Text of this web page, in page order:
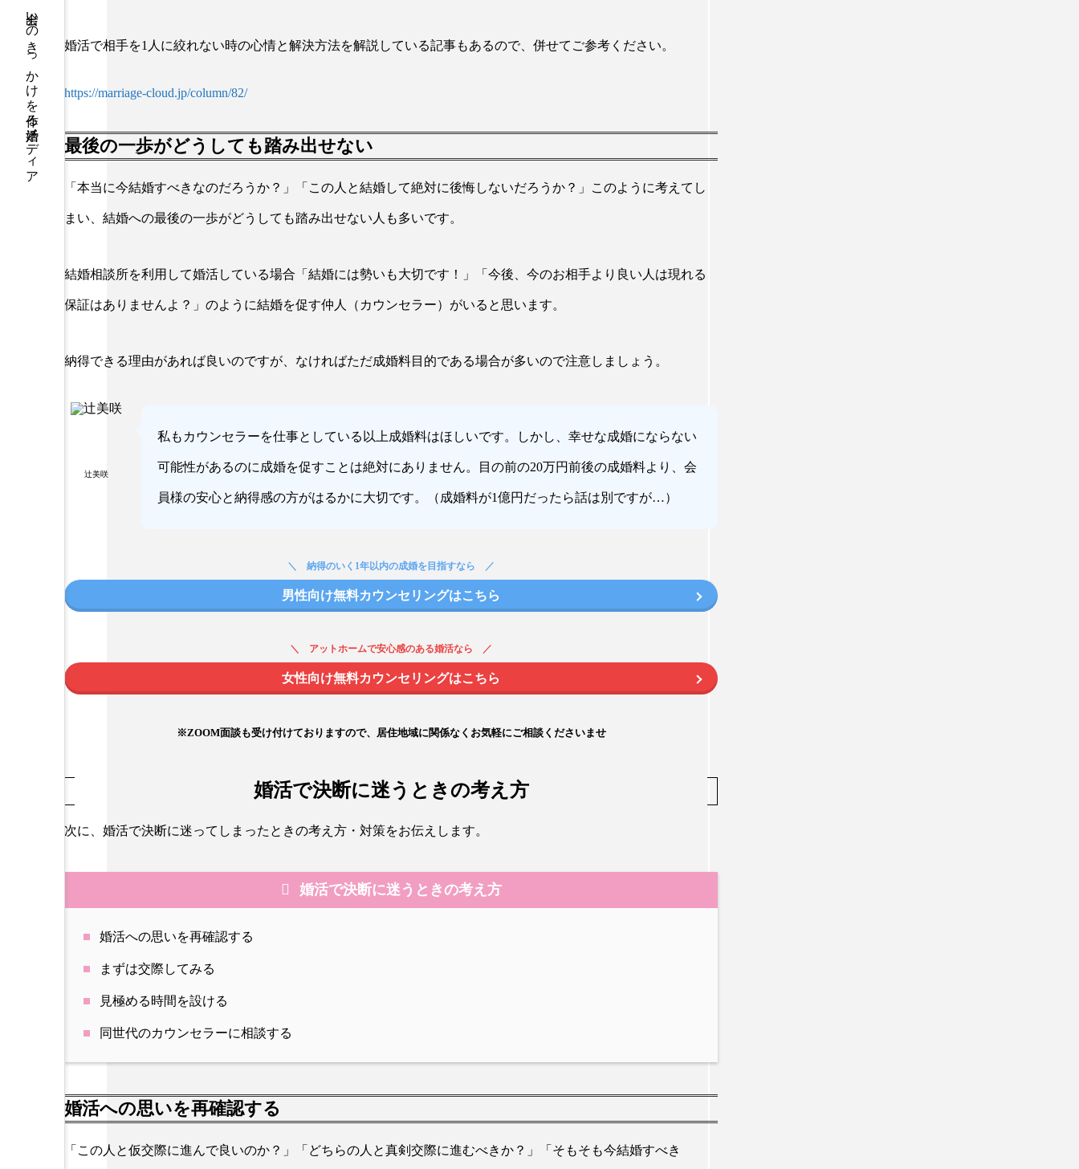
出会いのきっかけを作る婚活メディア 婚活で相手を1人に絞れない時の心情と解決方法を解説している記事もあるので、併せてご参考ください。
https://marriage-cloud.jp/column/82/
最後の一歩がどうしても踏み出せない
「本当に今結婚すべきなのだろうか？」「この人と結婚して絶対に後悔しないだろうか？」このように考えてし
まい、結婚への最後の一歩がどうしても踏み出せない人も多いです。
結婚相談所を利用して婚活している場合「結婚には勢いも大切です！」「今後、今のお相手より良い人は現れる
保証はありませんよ？」のように結婚を促す仲人（カウンセラー）がいると思います。
納得できる理由があれば良いのですが、なければただ成婚料目的である場合が多いので注意しましょう。
辻美咲
私もカウンセラーを仕事としている以上成婚料はほしいです。しかし、幸せな成婚にならない
可能性があるのに成婚を促すことは絶対にありません。目の前の20万円前後の成婚料より、会
員様の安心と納得感の方がはるかに大切です。（成婚料が1億円だったら話は別ですが…）
納得のいく1年以内の成婚を目指すなら
男性向け無料カウンセリングはこちら
アットホームで安心感のある婚活なら
女性向け無料カウンセリングはこちら
※ZOOM面談も受け付けておりますので、居住地域に関係なくお気軽にご相談くださいませ
婚活で決断に迷うときの考え方
次に、婚活で決断に迷ってしまったときの考え方・対策をお伝えします。
婚活で決断に迷うときの考え方
婚活への思いを再確認する
まずは交際してみる
見極める時間を設ける
同世代のカウンセラーに相談する
婚活への思いを再確認する
「この人と仮交際に進んで良いのか？」「どちらの人と真剣交際に進むべきか？」「そもそも今結婚すべき